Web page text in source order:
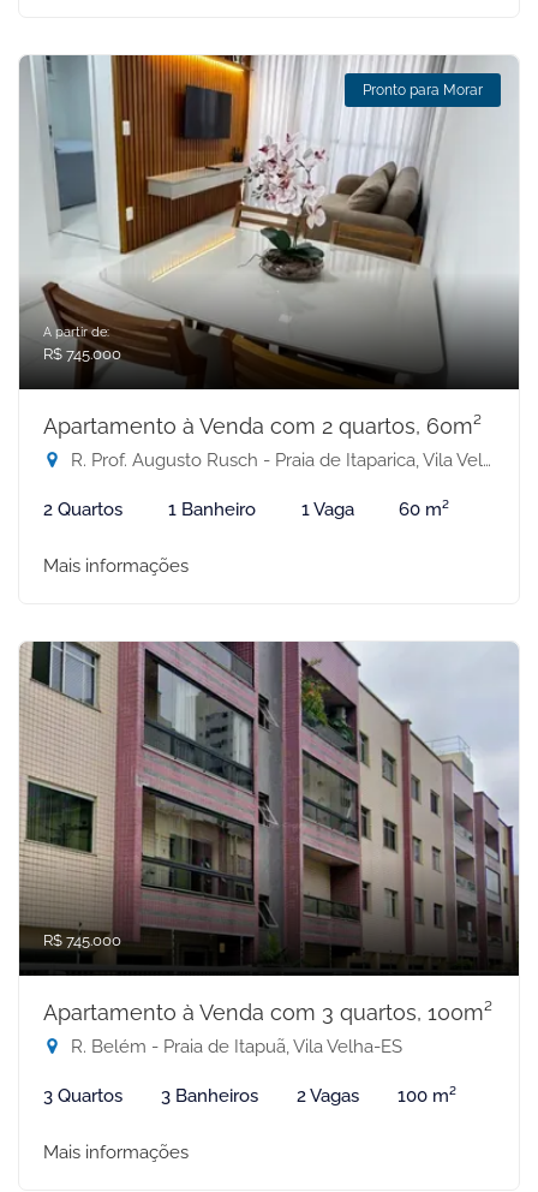
Pronto para Morar
A partir de:
R$ 745.000
Apartamento à Venda com 2 quartos, 60m²
R. Prof. Augusto Rusch - Praia de Itaparica, Vila Velha-ES
2 Quartos 1 Banheiro 1 Vaga 60 m²
Mais informações
R$ 745.000
Apartamento à Venda com 3 quartos, 100m²
R. Belém - Praia de Itapuã, Vila Velha-ES
3 Quartos 3 Banheiros 2 Vagas 100 m²
Mais informações